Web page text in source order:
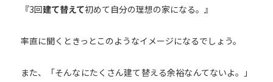
『3回建て替えて初めて自分の理想の家になる。』
率直に聞くときっとこのようなイメージになるでしょう。
また、「そんなにたくさん建て替える余裕なんてないよ。」